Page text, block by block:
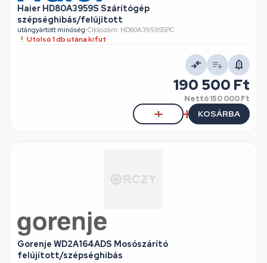
Haier HD80A3959S Szárítógép
szépséghibás/felújított
utángyártott minőség•Cikkszám: HD80A3959SSPC
Utolsó 1 db utána kifut
190 500 Ft
Nettó150 000 Ft
KOSÁRBA
Gorenje WD2A164ADS Mosószárító
felújított/szépséghibás